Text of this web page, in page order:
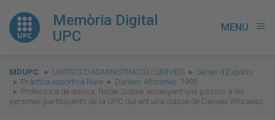
Memòria Digital
UPC
MENU menu
You
are
here:
MDUPC UNITATS D'ADMINISTRACIÓ I SERVEIS
Servei d'Esports
Pràctica esportiva lliure
Danses Africanes. 1993
Professora de dansa, Nicole Sidone, ensenyant uns passos a les
persones participants de la UPC durant una classe de Danses Africanes